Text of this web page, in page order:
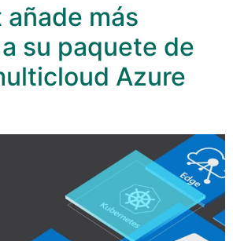
más
su paquete de
Azure